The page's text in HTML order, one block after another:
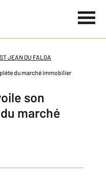
JEAN DU FALGA
du marché immobilier
son
marché